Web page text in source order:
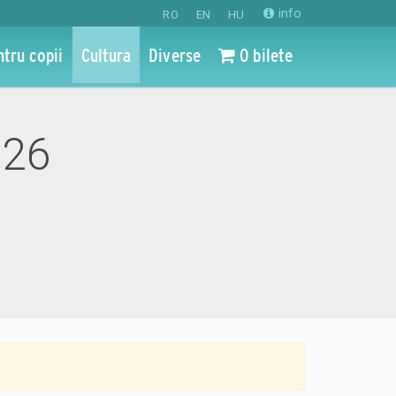
RO EN HU info
copii Cultura Diverse 0 bilete